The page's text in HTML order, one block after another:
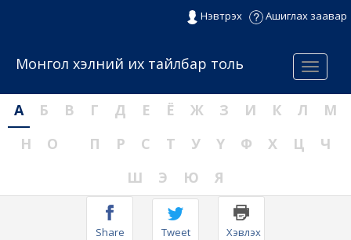
Нэвтрэх Ашиглах заавар
Menu
Монгол хэлний их тайлбар толь
А Б В Г Д Е Ё Ж З И К Л
М
Н
О П Р С Т У Ү Ф Х Ц
Ч
Ш
Э Ю Я
Share Tweet Хэвлэх